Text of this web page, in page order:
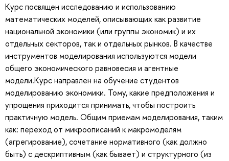
Курс посвящен исследованию и использованию
математических моделей, описывающих как развитие
национальной экономики (или группы экономик) и их
отдельных секторов, так и отдельных рынков. В качестве
инструментов моделирования используются модели
общего экономического равновесия и агентные
модели.Курс направлен на обучение студентов
моделированию экономики. Тому, какие предположения и
упрощения приходится принимать, чтобы построить
практичную модель. Общим приемам моделирования, таким
как: переход от микроописаний к макромоделям
(агрегирование), сочетание нормативного (как должно
быть) с дескриптивным (как бывает) и структурного (из